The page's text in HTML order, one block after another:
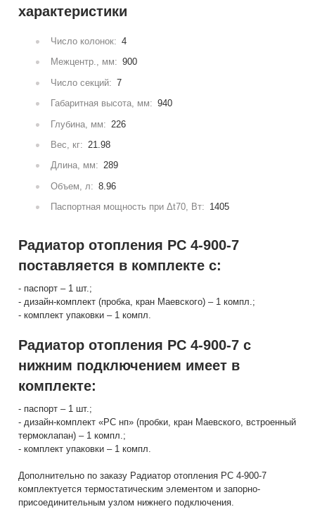
характеристики
Число колонок: 4
Межцентр., мм: 900
Число секций: 7
Габаритная высота, мм: 940
Глубина, мм: 226
Вес, кг: 21.98
Длина, мм: 289
Объем, л: 8.96
Паспортная мощность при Δt70, Вт: 1405
Радиатор отопления РС 4-900-7
поставляется в комплекте с:
- паспорт – 1 шт.;
- дизайн-комплект (пробка, кран Маевского) – 1 компл.;
- комплект упаковки – 1 компл.
Радиатор отопления РС 4-900-7 с
нижним подключением имеет в
комплекте:
- паспорт – 1 шт.;
- дизайн-комплект «РС нп» (пробки, кран Маевского, встроенный
термоклапан) – 1 компл.;
- комплект упаковки – 1 компл.
Дополнительно по заказу Радиатор отопления РС 4-900-7
комплектуется термостатическим элементом и запорно-
присоединительным узлом нижнего подключения.